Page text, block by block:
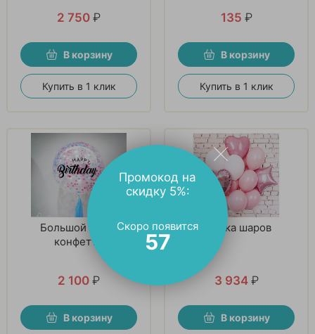
2 750 ₽
В корзину
Купить в 1 клик
135 ₽
В корзину
Купить в 1 клик
Большой шар с
конфетти
2 100 ₽
В корзину
Связка шаров
3 934 ₽
В корзину
Промокод на
скидку 5%:
Скоро появится
56